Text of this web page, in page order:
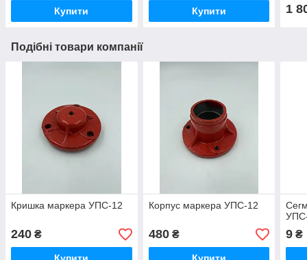
Купити Купити 1
Подібні товари компанії
Кришка маркера УПС-12
240 ₴
Корпус маркера УПС-12
480₴ 9 ₴